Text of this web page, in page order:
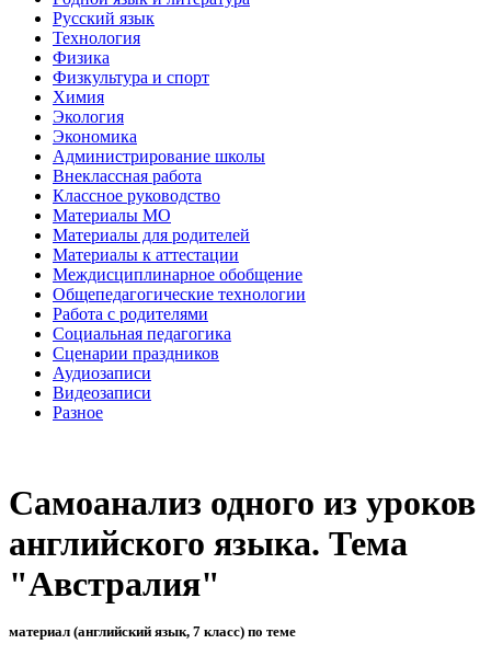
Русский язык
Технология
Физика
Физкультура и спорт
Химия
Экология
Экономика
Администрирование школы
Внеклассная работа
Классное руководство
Материалы МО
Материалы для родителей
Материалы к аттестации
Междисциплинарное обобщение
Общепедагогические технологии
Работа с родителями
Социальная педагогика
Сценарии праздников
Аудиозаписи
Видеозаписи
Разное
Самоанализ одного из уроков
английского языка. Тема
"Австралия"
материал (английский язык, 7 класс) по теме